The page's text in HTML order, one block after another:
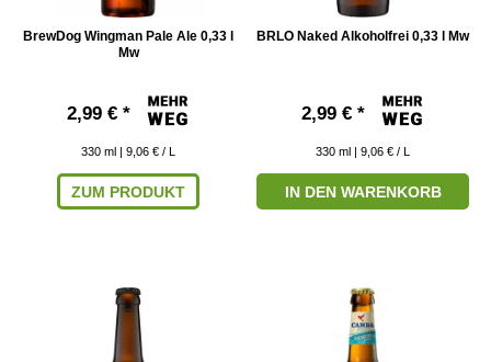
BrewDog Wingman Pale Ale 0,33 l
Mw
2,99 € *
330 ml | 9,06 € / L
ZUM PRODUKT
BRLO Naked Alkoholfrei 0,33 l Mw
2,99 € *
330 ml | 9,06 € / L
IN DEN WARENKORB